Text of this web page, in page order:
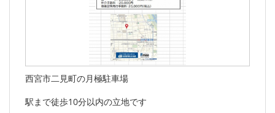
西宮市二見町の月極駐車場
駅まで徒歩10分以内の立地です